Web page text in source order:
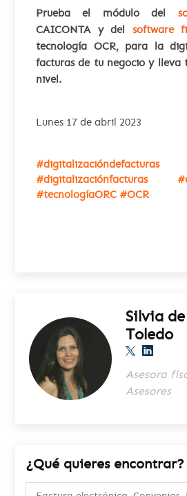
Prueba el módulo del
CAICONTA y del software
tecnología OCR, para la
facturas de tu negocio y lleva
nivel.
Lunes 17 de abril 2023
#digitalizacióndefacturas
#digitalizaciónfacturas
#tecnologíaORC #OCR
Silvia
Toledo
t
Asesora
Asesores
¿Qué quieres encontrar?